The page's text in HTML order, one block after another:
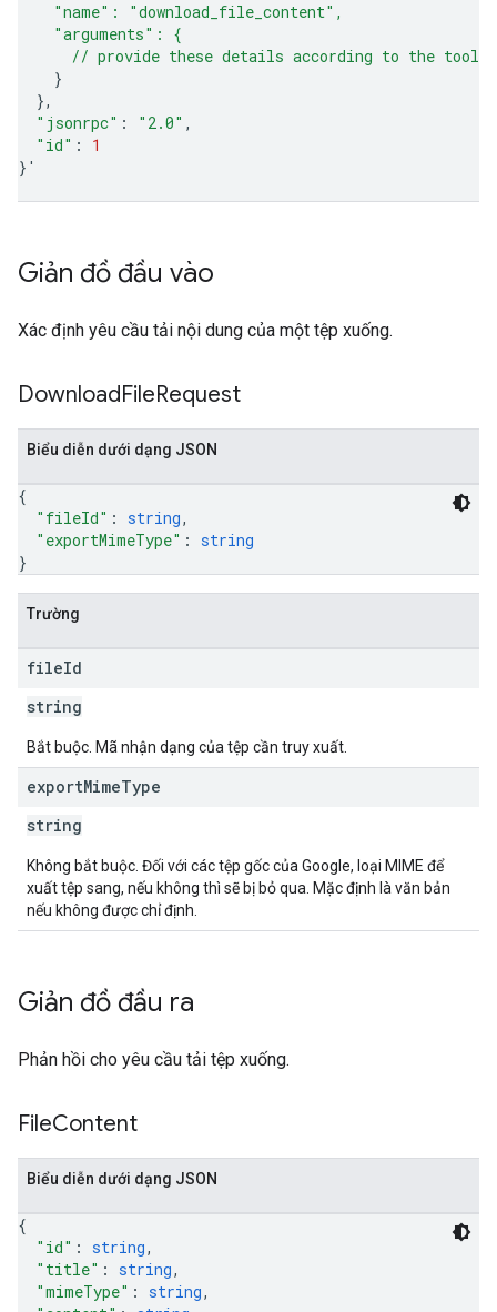
    "name": "download_file_content",
    "arguments": {
      // provide these details according to the tool'
}
}
"jsonrpc" : "2.0"
"id" :
1
} '
Giản đồ đầu vào
Xác định yêu cầu tải nội dung của một tệp xuống.
DownloadFileRequest
Biểu diễn dưới dạng JSON
{
"fileId" : string,
"exportMimeType" : string
}
Trường
fileId
string
Bắt buộc. Mã nhận dạng của tệp cần truy xuất.
exportMimeType
string
Không bắt buộc. Đối với các tệp gốc của Google, loại MIME để
xuất tệp sang, nếu không thì sẽ bị bỏ qua. Mặc định là văn bản
nếu không được chỉ định.
Giản đồ đầu ra
Phản hồi cho yêu cầu tải tệp xuống.
FileContent
Biểu diễn dưới dạng JSON
{
"id" : string,
"title" : string,
"mimeType" : string,